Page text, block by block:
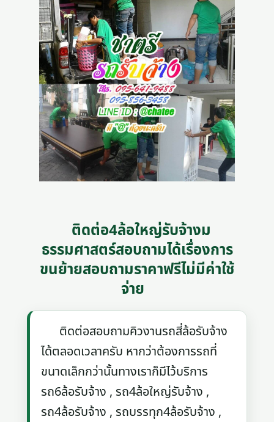
ติดต่อ4ล้อใหญ่รับจ้างม
ธรรมศาสตร์สอบถามได้เรื่องการ
ขนย้ายสอบถามราคาฟรีไม่มีค่าใช้
จ่าย
ติดต่อสอบถามคิวงานรถสี่ล้อรับจ้าง
ได้ตลอดเวลาครับ หากว่าต้องการรถที่
ขนาดเล็กกว่านั้นทางเราก็มีไว้บริการ
รถ6ล้อรับจ้าง , รถ4ล้อใหญ่รับจ้าง ,
รถ4ล้อรับจ้าง , รถบรรทุก4ล้อรับจ้าง ,